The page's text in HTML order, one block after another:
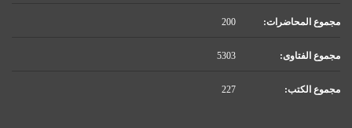
مجموع المحاضرات:
مجموع الفتاوى:
مجموع الكتب: